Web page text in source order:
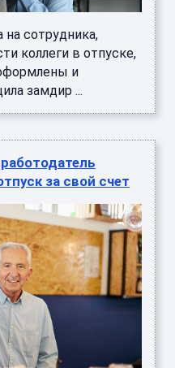
на сотрудника,
коллеги в отпуске,
и
замдир ...
за свой счет